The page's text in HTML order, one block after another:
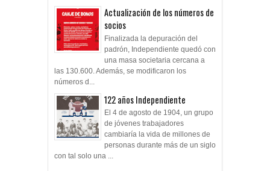
Actualización de los números de
socios
Finalizada la depuración del
padrón, Independiente quedó con
una masa societaria cercana a
las 130.600. Además, se modificaron los
números d...
122 años Independiente
El 4 de agosto de 1904, un grupo
de jóvenes trabajadores
cambiaría la vida de millones de
personas durante más de un siglo
con tal solo una ...